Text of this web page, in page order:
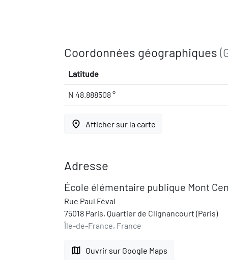
Coordonnées géographiques
Latitude
N 48.888508 °
place Afficher sur la carte
Adresse
École élémentaire publique Mont
Rue Paul Féval
75018 Paris, Quartier de Clignancourt (Paris)
Île-de-France, France
map Ouvrir sur Google Maps